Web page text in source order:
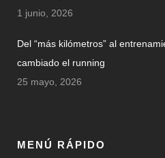
1 junio, 2026
Del “más kilómetros” al
cambiado el running
25 mayo, 2026
MENÚ RÁPIDO